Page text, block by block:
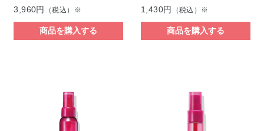
3,960円
（税込）※
商品を購入する
1,430円
（税込）※
商品を購入する